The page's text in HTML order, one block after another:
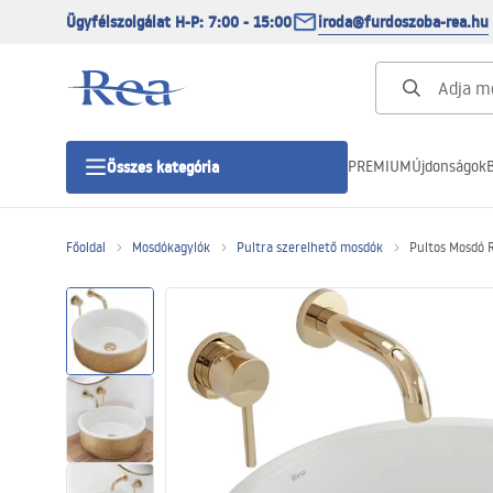
Ügyfélszolgálat H-P: 7:00 - 15:00 iroda@furdoszoba-rea.hu
Összes kategória
Zuhanytálcák
Zuhanylefolyók
PREMIUMÚjdonságok
Főoldal Mosdókagylók Pultra szerelhető mosdók Pultos Mosdó